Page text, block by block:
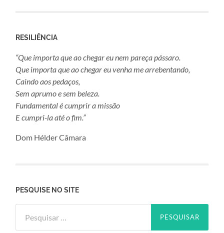
RESILIÊNCIA
“Que importa que ao chegar eu nem pareça pássaro.
Que importa que ao chegar eu venha me arrebentando,
Caindo aos pedaços,
Sem aprumo e sem beleza.
Fundamental é cumprir a missão
E cumpri-la até o fim.”
Dom Hélder Câmara
PESQUISE NO SITE
por: